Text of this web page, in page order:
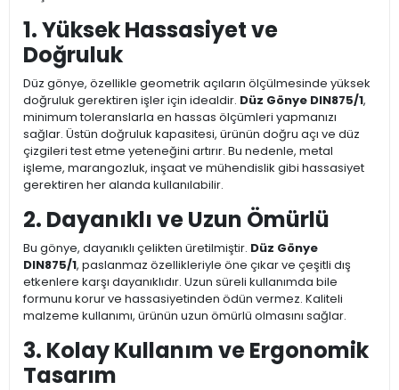
1. Yüksek Hassasiyet ve
Doğruluk
Düz gönye, özellikle geometrik açıların ölçülmesinde yüksek
doğruluk gerektiren işler için idealdir. Düz Gönye DIN875/1,
minimum toleranslarla en hassas ölçümleri yapmanızı
sağlar. Üstün doğruluk kapasitesi, ürünün doğru açı ve düz
çizgileri test etme yeteneğini artırır. Bu nedenle, metal
işleme, marangozluk, inşaat ve mühendislik gibi hassasiyet
gerektiren her alanda kullanılabilir.
2. Dayanıklı ve Uzun Ömürlü
Bu gönye, dayanıklı çelikten üretilmiştir. Düz Gönye
DIN875/1, paslanmaz özellikleriyle öne çıkar ve çeşitli dış
etkenlere karşı dayanıklıdır. Uzun süreli kullanımda bile
formunu korur ve hassasiyetinden ödün vermez. Kaliteli
malzeme kullanımı, ürünün uzun ömürlü olmasını sağlar.
3. Kolay Kullanım ve Ergonomik
Tasarım